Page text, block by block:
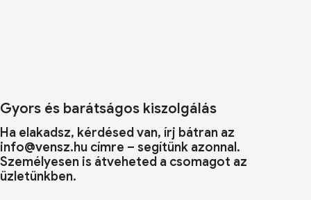
Gyors és barátságos kiszolgálás
Ha elakadsz, kérdésed van, írj bátran az
info@vensz.hu címre – segítünk azonnal.
Személyesen is átveheted a csomagot az
üzletünkben.